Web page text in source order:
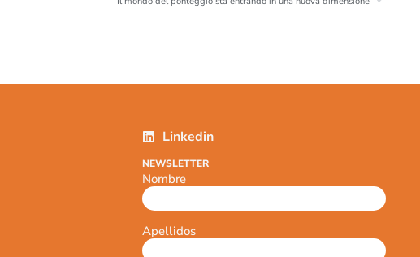
Linkedin
NEWSLETTER
Nombre
Apellidos